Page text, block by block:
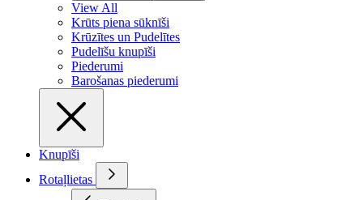
View All
Krūts piena sūknīši
Krūzītes un Pudelītes
Pudelīšu knupīši
Piederumi
Barošanas piederumi
Knupīši
Rotaļlietas